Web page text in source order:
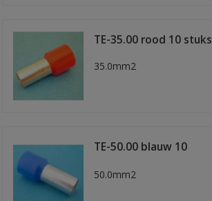
TE-35.00 rood 10 stuks
35.0mm2
TE-50.00 blauw 10
50.0mm2